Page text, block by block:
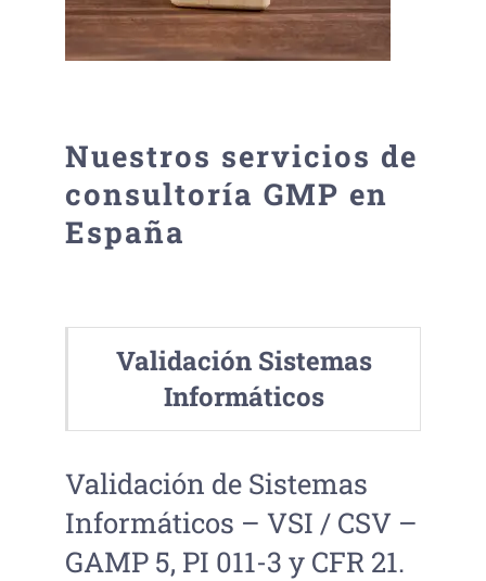
Nuestros servicios de
consultoría GMP en
España
Validación Sistemas
Informáticos
Validación de Sistemas
Informáticos – VSI / CSV –
GAMP 5, PI 011-3 y CFR 21.